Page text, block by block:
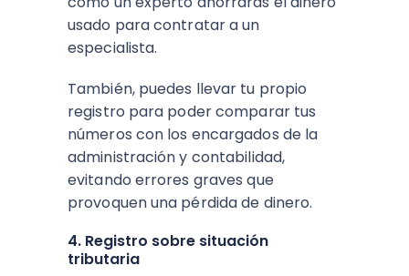
usado para contratar a un
especialista.
También, puedes llevar tu propio
registro para poder comparar tus
números con los encargados de la
administración y contabilidad,
evitando errores graves que
provoquen una pérdida de dinero.
4. Registro sobre situación
tributaria